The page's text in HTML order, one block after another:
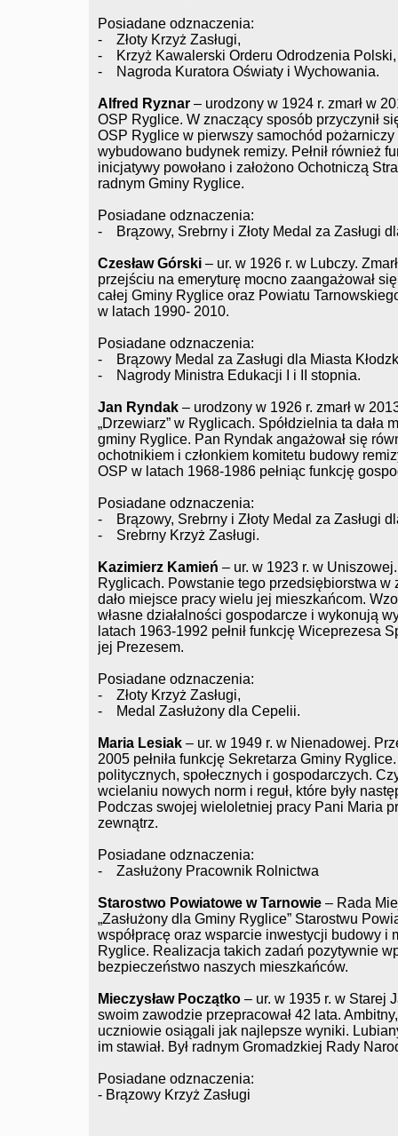
Posiadane odznaczenia:
- Złoty Krzyż Zasługi,
- Krzyż Kawalerski Orderu Odrodzenia Polski,
- Nagroda Kuratora Oświaty i Wychowania.
Alfred Ryznar – urodzony w 1924 r. zmarł w
OSP Ryglice. W znaczący sposób przyczynił
OSP Ryglice w pierwszy samochód
wybudowano budynek remizy. Pełnił również
inicjatywy powołano i założono Ochotniczą
radnym Gminy Ryglice.
Posiadane odznaczenia:
- Brązowy, Srebrny i Złoty Medal za Zasługi
Czesław Górski – ur. w 1926 r. w Lubczy.
przejściu na emeryturę mocno zaangażował
całej Gminy Ryglice oraz Powiatu
w latach 1990- 2010.
Posiadane odznaczenia:
- Brązowy Medal za Zasługi dla Miasta
- Nagrody Ministra Edukacji I i II stopnia.
Jan Ryndak – urodzony w 1926 r. zmarł w
„Drzewiarz” w Ryglicach. Spółdzielnia ta
gminy Ryglice. Pan Ryndak angażował się
ochotnikiem i członkiem komitetu budowy
OSP w latach 1968-1986 pełniąc funkcję
Posiadane odznaczenia:
- Brązowy, Srebrny i Złoty Medal za Zasługi
- Srebrny Krzyż Zasługi.
Kazimierz Kamień – ur. w 1923 r. w
Ryglicach. Powstanie tego przedsiębiorstwa w
dało miejsce pracy wielu jej mieszkańcom.
własne działalności gospodarcze i wykonują
latach 1963-1992 pełnił funkcję Wiceprezesa
jej Prezesem.
Posiadane odznaczenia:
- Złoty Krzyż Zasługi,
- Medal Zasłużony dla Cepelii.
Maria Lesiak – ur. w 1949 r. w Nienadowej.
2005 pełniła funkcję Sekretarza Gminy
politycznych, społecznych i gospodarczych.
wcielaniu nowych norm i reguł, które były
Podczas swojej wieloletniej pracy Pani Maria
zewnątrz.
Posiadane odznaczenia:
- Zasłużony Pracownik Rolnictwa
Starostwo Powiatowe w Tarnowie – Rada
„Zasłużony dla Gminy Ryglice” Starostwu
współpracę oraz wsparcie inwestycji budowy
Ryglice. Realizacja takich zadań pozytywnie
bezpieczeństwo naszych mieszkańców.
Mieczysław Początko – ur. w 1935 r. w Starej
swoim zawodzie przepracował 42 lata.
uczniowie osiągali jak najlepsze wyniki.
im stawiał. Był radnym Gromadzkiej Rady
Posiadane odznaczenia:
- Brązowy Krzyż Zasługi